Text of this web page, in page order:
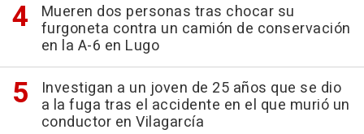
Mueren dos personas tras chocar su
furgoneta contra un camión de conservación
en la A-6 en Lugo
Investigan a un joven de 25 años que se dio
a la fuga tras el accidente en el que murió un
conductor en Vilagarcía